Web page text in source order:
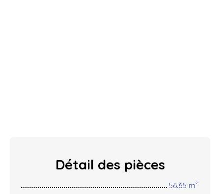
Détail des pièces
56.65 m²